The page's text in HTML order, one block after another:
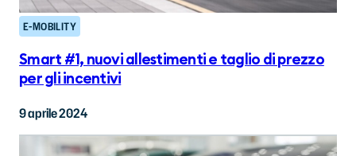
E-MOBILITY
Smart #1, nuovi allestimenti e taglio di prezzo
per gli incentivi
9 aprile 2024